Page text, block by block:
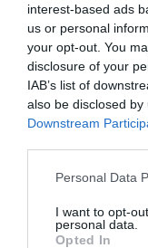
interest-based ads
us or personal
your opt-out. You
disclosure of your
IAB’s list of
also be disclosed
Downstream
Personal Data
I want to opt-
personal data.
Opted In